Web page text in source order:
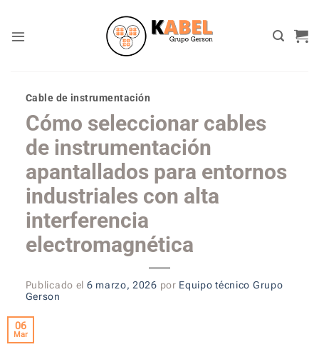
content
Cable de instrumentación
Cómo seleccionar cables
de instrumentación
apantallados para entornos
industriales con alta
interferencia
electromagnética
Publicado el 6 marzo, 2026 por Equipo técnico Grupo
Gerson
06
Mar